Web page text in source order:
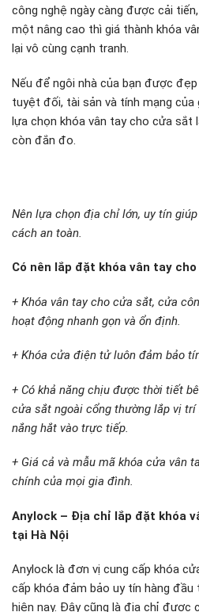
công nghệ ngày càng được cải
một nâng cao thì giá thành khóa
lại vô cùng cạnh tranh.
Nếu để ngôi nhà của bạn được
tuyệt đối, tài sản và tính mạng
lựa chọn khóa vân tay cho cửa sắt
còn đắn đo.
Nên lựa chọn địa chỉ lớn, uy tín
cách an toàn.
Có nên lắp đặt khóa vân tay
+ Khóa vân tay cho cửa sắt, cửa
hoạt động nhanh gọn và ổn định.
+ Khóa cửa điện tử luôn đảm bảo
+ Có khả năng chịu được thời tiết
cửa sắt ngoài cổng thường lắp vị
nắng hắt vào trực tiếp.
+ Giá cả và mẫu mã khóa cửa vân
chính của mọi gia đình.
Anylock – Địa chỉ lắp đặt khóa
tại Hà Nội
Anylock là đơn vị cung cấp khóa
cấp khóa đảm bảo uy tín hàng
hiện nay. Đây cũng là địa chỉ được